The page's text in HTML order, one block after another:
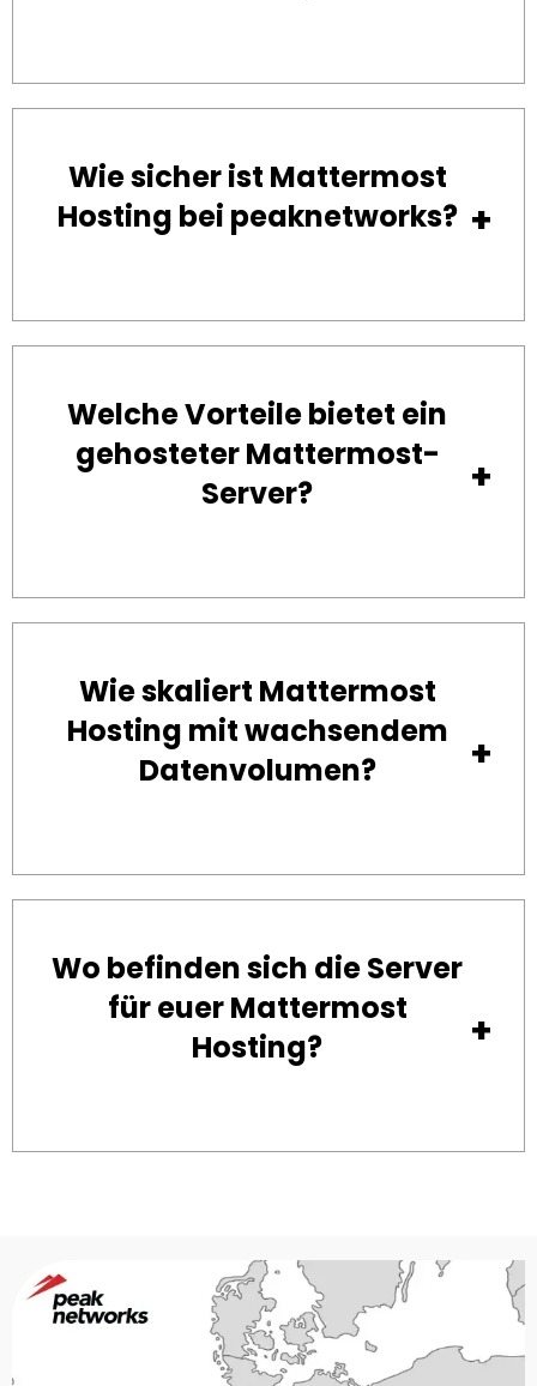
Wie sicher ist Mattermost
Hosting bei peaknetworks?
Welche Vorteile bietet ein
gehosteter Mattermost-
Server?
Wie skaliert Mattermost
Hosting mit wachsendem
Datenvolumen?
Wo befinden sich die Server
für euer Mattermost
Hosting?